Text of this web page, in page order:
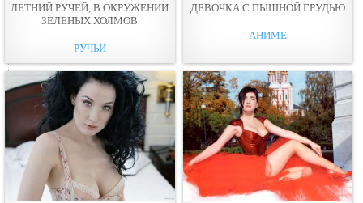
ЛЕТНИЙ РУЧЕЙ, В ОКРУЖЕНИИ
ЗЕЛЕНЫХ ХОЛМОВ
РУЧЬИ
ДЕВОЧКА С ПЫШНОЙ ГРУДЬЮ
АНИМЕ